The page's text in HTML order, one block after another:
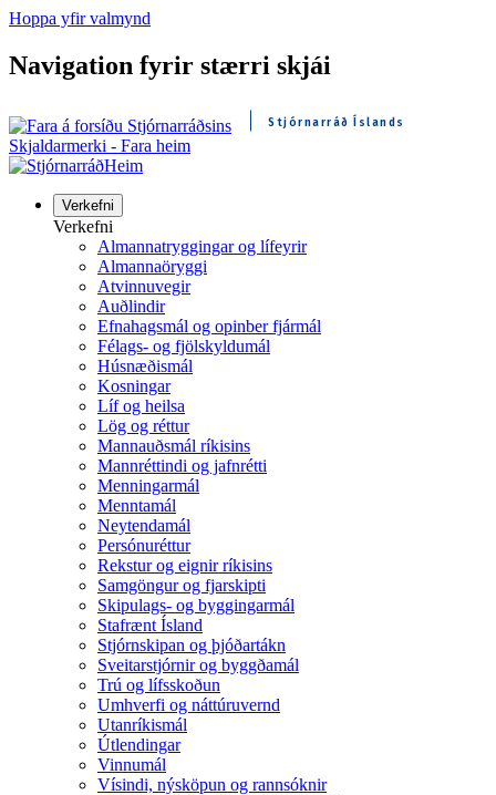
Hoppa yfir valmynd
Navigation fyrir stærri skjái
Stjórnarráð Íslands
Skjaldarmerki - Fara heim
Heim
Verkefni
Verkefni
Almannatryggingar og lífeyrir
Almannaöryggi
Atvinnuvegir
Auðlindir
Efnahagsmál og opinber fjármál
Félags- og fjölskyldumál
Húsnæðismál
Kosningar
Líf og heilsa
Lög og réttur
Mannauðsmál ríkisins
Mannréttindi og jafnrétti
Menningarmál
Menntamál
Neytendamál
Persónuréttur
Rekstur og eignir ríkisins
Samgöngur og fjarskipti
Skipulags- og byggingarmál
Stafrænt Ísland
Stjórnskipan og þjóðartákn
Sveitarstjórnir og byggðamál
Trú og lífsskoðun
Umhverfi og náttúruvernd
Utanríkismál
Útlendingar
Vinnumál
Vísindi, nýsköpun og rannsóknir